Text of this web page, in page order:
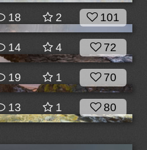
18 2 101
14 4 72
19 1 70
13 1 80